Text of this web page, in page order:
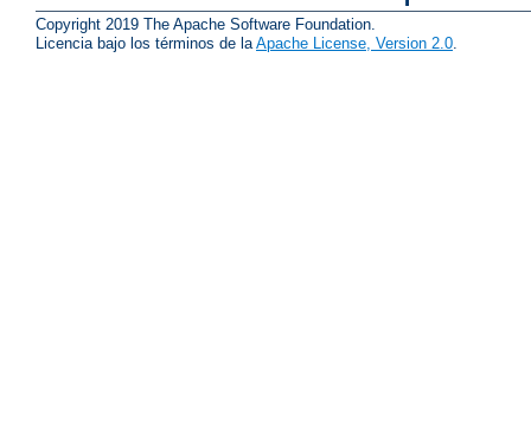
Copyright 2019 The Apache Software Foundation.
Licencia bajo los términos de laApache License, Version 2.0.